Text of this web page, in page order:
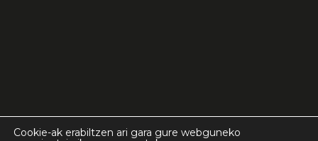
© 2026 IAK.
Cookie-ak erabiltzen ari gara gure webguneko